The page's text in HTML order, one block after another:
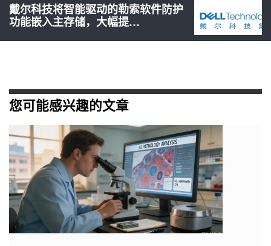
戴尔科技将智能驱动的勒索软件防护
功能嵌入主存储，大幅提…
您可能感兴趣的文章